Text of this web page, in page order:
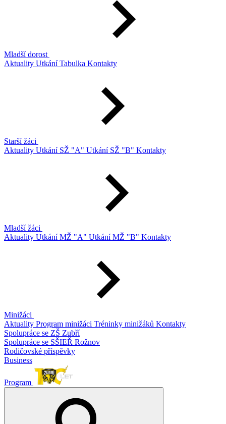
Mladší dorost
Aktuality UtkáníTabulka Kontakty
Starší žáci
Aktuality Utkání SŽ "A" Utkání SŽ "B" Kontakty
Mladší žáci
Aktuality Utkání MŽ "A" Utkání MŽ "B" Kontakty
Minižáci
Aktuality Program minižáci Tréninky minižáků Kontakty
Spolupráce se ZŠ Zubří
Spolupráce se SŠIEŘ Rožnov
Rodičovské příspěvky
Business
Program